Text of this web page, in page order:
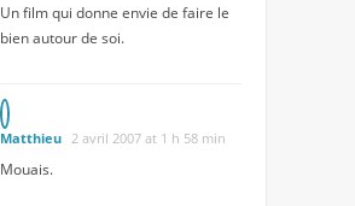
Un film qui donne envie de faire le
bien autour de soi.
Matthieu 2 avril 2007 at 1 h 58 min
Mouais.